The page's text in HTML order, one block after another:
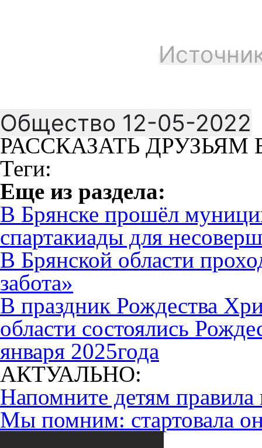
Общество 12-05-2022
РАССКАЗАТЬ ДРУЗЬЯМ
Теги:
Eще из раздела:
В Брянске прошёл
спартакиады для
В Брянской области
забота»
В праздник Рождества
области состоялись
января 2025года
АКТУАЛЬНО:
Напомните детям правила
Мы помним: стартовала